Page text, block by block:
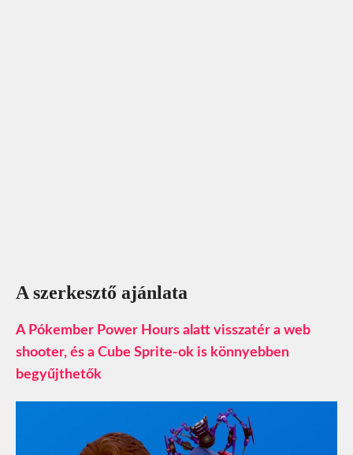
A szerkesztő ajánlata
A Pókember Power Hours alatt visszatér a web
shooter, és a Cube Sprite-ok is könnyebben
begyűjthetők